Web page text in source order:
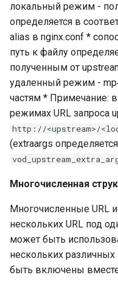
Директивы
конфигурации -
vod_base_url
локальный режим -
определяется в
alias в nginx.conf *
путь к файлу
полученным от
удаленный режим -
частям * Примечание:
режимах URL запроса
http://<upstream>/
(extraargs
Многочисленная
Многочисленные URL
нескольких URL под
может быть
нескольких
быть включены